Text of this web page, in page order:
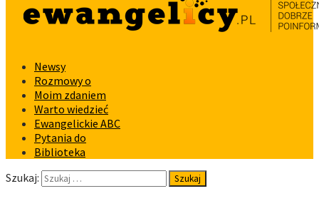
Newsy
Rozmowy o
Moim zdaniem
Warto wiedzieć
Ewangelickie ABC
Pytania do
Biblioteka
Szukaj: